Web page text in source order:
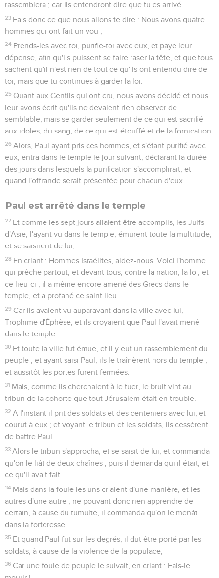
rassemblera ; car ils entendront dire que tu es arrivé.
23 Fais donc ce que nous allons te dire : Nous avons quatre
hommes qui ont fait un vou ;
24 Prends-les avec toi, purifie-toi avec eux, et paye leur
dépense, afin qu'ils puissent se faire raser la tête, et que tous
sachent qu'il n'est rien de tout ce qu'ils ont entendu dire de
toi, mais que tu continues à garder la loi.
25 Quant aux Gentils qui ont cru, nous avons décidé et nous
leur avons écrit qu'ils ne devaient rien observer de
semblable, mais se garder seulement de ce qui est sacrifié
aux idoles, du sang, de ce qui est étouffé et de la fornication.
26 Alors, Paul ayant pris ces hommes, et s'étant purifié avec
eux, entra dans le temple le jour suivant, déclarant la durée
des jours dans lesquels la purification s'accomplirait, et
quand l'offrande serait présentée pour chacun d'eux.
Paul est arrêté dans le temple
27 Et comme les sept jours allaient être accomplis, les Juifs
d'Asie, l'ayant vu dans le temple, émurent toute la multitude,
et se saisirent de lui,
28 En criant : Hommes Israélites, aidez-nous. Voici l'homme
qui prêche partout, et devant tous, contre la nation, la loi, et
ce lieu-ci ; il a même encore amené des Grecs dans le
temple, et a profané ce saint lieu.
29 Car ils avaient vu auparavant dans la ville avec lui,
Trophime d'Éphèse, et ils croyaient que Paul l'avait mené
dans le temple.
30 Et toute la ville fut émue, et il y eut un rassemblement du
peuple ; et ayant saisi Paul, ils le traînèrent hors du temple ;
et aussitôt les portes furent fermées.
31 Mais, comme ils cherchaient à le tuer, le bruit vint au
tribun de la cohorte que tout Jérusalem était en trouble.
32 A l'instant il prit des soldats et des centeniers avec lui, et
courut à eux ; et voyant le tribun et les soldats, ils cessèrent
de battre Paul.
33 Alors le tribun s'approcha, et se saisit de lui, et commanda
qu'on le liât de deux chaînes ; puis il demanda qui il était, et
ce qu'il avait fait.
34 Mais dans la foule les uns criaient d'une manière, et les
autres d'une autre ; ne pouvant donc rien apprendre de
certain, à cause du tumulte, il commanda qu'on le menât
dans la forteresse.
35 Et quand Paul fut sur les degrés, il dut être porté par les
soldats, à cause de la violence de la populace,
36 Car une foule de peuple le suivait, en criant : Fais-le